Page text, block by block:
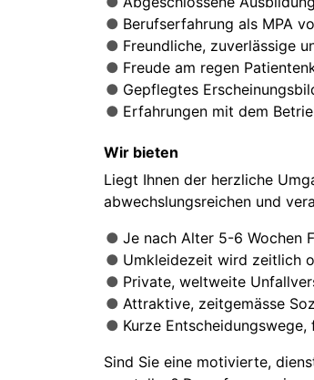
Berufserfahrung als MPA
Freundliche, zuverlässige
Freude am regen
Gepflegtes
Erfahrungen mit dem
Wir bieten
Liegt Ihnen der herzliche
abwechslungsreichen und
Je nach Alter 5-6 Wochen
Umkleidezeit wird zeitlich
Private, weltweite
Attraktive, zeitgemässe
Kurze
Sind Sie eine motivierte,